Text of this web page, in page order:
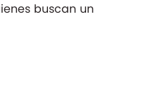
buscan un